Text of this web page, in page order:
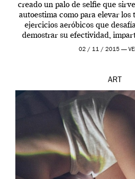
creado un palo de selfie que
autoestima como para elevar los
ejercicios aeróbicos que
demostrar su efectividad,
prueba en el
02 / 11 / 2015 —
ART